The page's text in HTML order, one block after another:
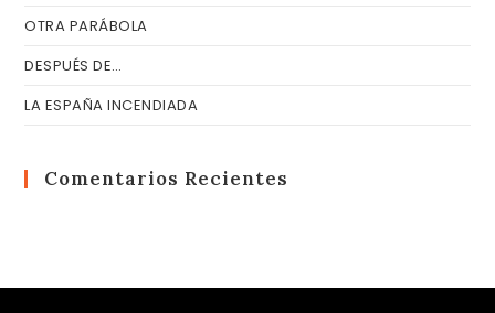
OTRA PARÁBOLA
DESPUÉS DE…
LA ESPAÑA INCENDIADA
Comentarios Recientes